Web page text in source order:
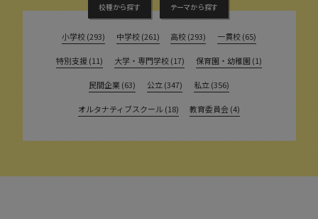
校種から探す テーマから探す
小学校 (293) 中学校 (261) 高校 (293) 一貫校 (65)
特別支援 (11) 大学・専門学校 (17) 保育園・幼稚園 (1)
民間企業 (63) 公立 (347) 私立 (356)
オルタナティブスクール (18) 教育委員会 (4)